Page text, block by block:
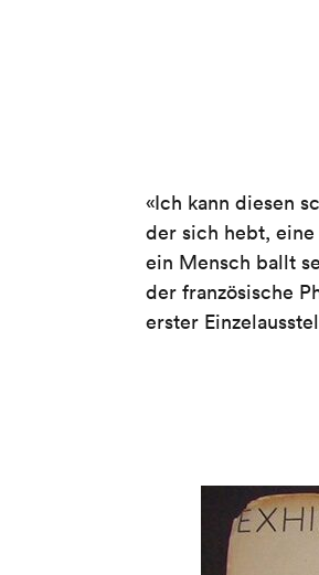
«Ich kann diesen
der sich hebt,
ein Mensch ballt
der französische
erster